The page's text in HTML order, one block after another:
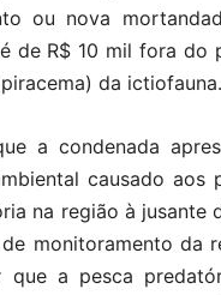
ou nova
de R$ 10 mil fora do
da ictiofauna.
a condenada
causado aos
na região à jusante
monitoramento da
que a pesca